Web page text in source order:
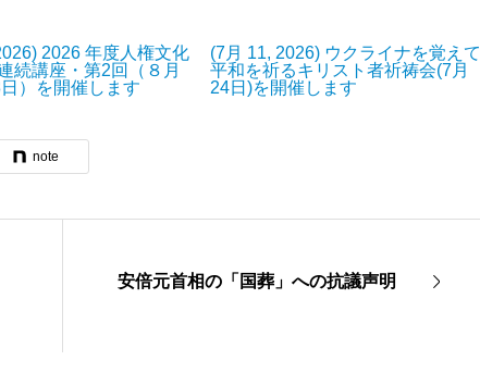
2026 年度人権文化
続講座・第2回（８月
）を開催します
(7月 11, 2026) ウクライナを覚えて
平和を祈るキリスト者祈祷会(7月
24日)を開催します
note
安倍元首相の「国葬」への抗議声明